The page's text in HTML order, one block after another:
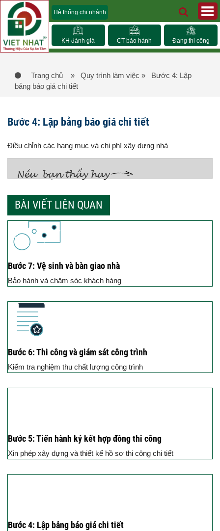
Hệ thống chi nhánh
KH đánh giá CT bảo hành Đang thi công
Trang chủ » Quy trình làm việc » Bước 4: Lập
bảng báo giá chi tiết
Bước 4: Lập bảng báo giá chi tiết
Điều chỉnh các hạng mục và chi phí xây dựng nhà
BÀI VIẾT LIÊN QUAN
Bước 7: Vệ sinh và bàn giao nhà
Bảo hành và chăm sóc khách hàng
Bước 6: Thi công và giám sát công trình
Kiểm tra nghiệm thu chất lượng công trình
Bước 5: Tiến hành ký kết hợp đồng thi công
Xin phép xây dựng và thiết kế hồ sơ thi công chi tiết
Bước 4: Lập bảng báo giá chi tiết